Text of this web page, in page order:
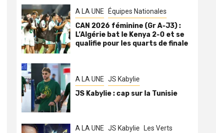
A LA UNE Équipes Nationales
CAN 2026 féminine (Gr A-J3) :
L’Algérie bat le Kenya 2-0 et se
qualifie pour les quarts de finale
A LA UNE JS Kabylie
JS Kabylie : cap sur la Tunisie
A LA UNE JS Kabylie
Les Verts